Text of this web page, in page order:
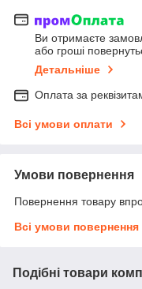
Ви отримаєте
або гроші
Детальніше
Оплата за
Всі умови оплати
Умови повернення
Повернення товару
Всі умови повернення
Подібні товари